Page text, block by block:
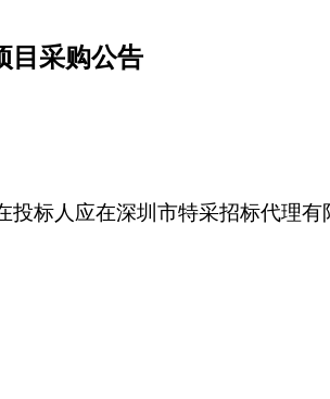
目采购公告
投标人应在深圳市特采招标代理